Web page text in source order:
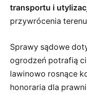
transportu i
przywrócenia
Sprawy sądowe
ogrodzeń potrafią
lawinowo rosnące
honoraria dla